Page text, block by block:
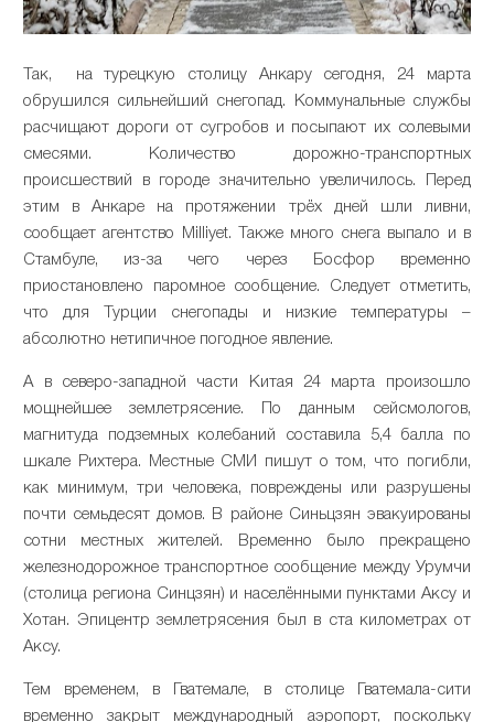
Так, на турецкую столицу Анкару сегодня, 24 марта
обрушился сильнейший снегопад. Коммунальные службы
расчищают дороги от сугробов и посыпают их солевыми
смесями. Количество дорожно-транспортных
происшествий в городе значительно увеличилось. Перед
этим в Анкаре на протяжении трёх дней шли ливни,
сообщает агентство Milliyet. Также много снега выпало и в
Стамбуле, из-за чего через Босфор временно
приостановлено паромное сообщение. Следует отметить,
что для Турции снегопады и низкие температуры –
абсолютно нетипичное погодное явление.
А в северо-западной части Китая 24 марта произошло
мощнейшее землетрясение. По данным сейсмологов,
магнитуда подземных колебаний составила 5,4 балла по
шкале Рихтера. Местные СМИ пишут о том, что погибли,
как минимум, три человека, повреждены или разрушены
почти семьдесят домов. В районе Синьцзян эвакуированы
сотни местных жителей. Временно было прекращено
железнодорожное транспортное сообщение между Урумчи
(столица региона Синцзян) и населёнными пунктами Аксу и
Хотан. Эпицентр землетрясения был в ста километрах от
Аксу.
Тем временем, в Гватемале, в столице Гватемала-сити
временно закрыт международный аэропорт, поскольку